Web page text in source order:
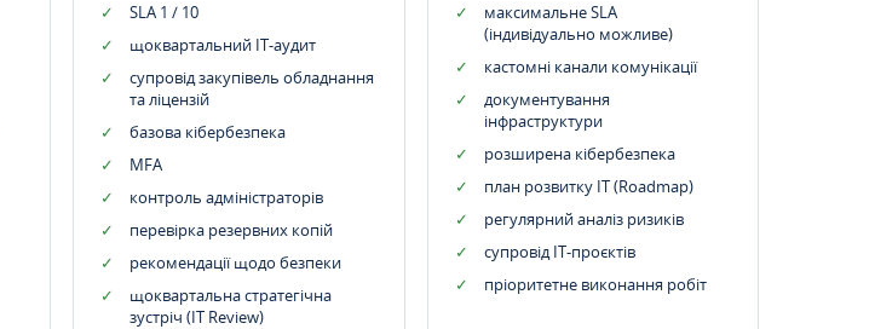
SLA 1 / 10
щоквартальний IT-аудит
супровід закупівель обладнання
та ліцензій
базова кібербезпека
MFA
контроль адміністраторів
перевірка резервних копій
рекомендації щодо безпеки
щоквартальна стратегічна
зустріч (IT Review)
максимальне SLA
(індивідуально можливе)
кастомні канали комунікації
документування
інфраструктури
розширена кібербезпека
план розвитку IT (Roadmap)
регулярний аналіз ризиків
супровід ІТ-проєктів
пріоритетне виконання робіт